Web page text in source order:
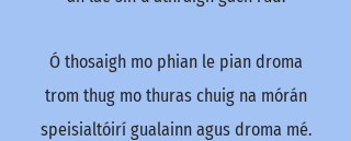
Ó thosaigh mo phian le pian droma
trom thug mo thuras chuig na mórán
speisialtóirí gualainn agus droma mé.